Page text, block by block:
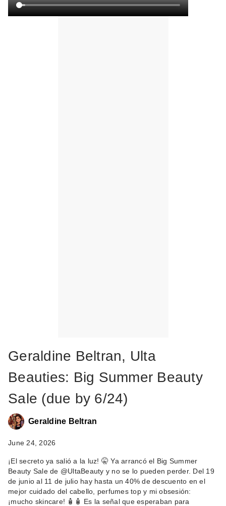
Geraldine Beltran, Ulta
Beauties: Big Summer Beauty
Sale (due by 6/24)
Geraldine Beltran
June 24, 2026
¡El secreto ya salió a la luz! 🤫 Ya arrancó el Big Summer
Beauty Sale de @UltaBeauty y no se lo pueden perder. Del 19
de junio al 11 de julio hay hasta un 40% de descuento en el
mejor cuidado del cabello, perfumes top y mi obsesión:
¡mucho skincare! 🧴🧴 Es la señal que esperaban para